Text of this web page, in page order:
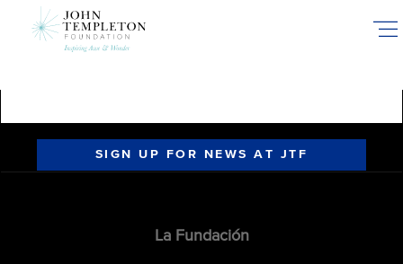
SIGN UP FOR NEWS AT JTF
La Fundación